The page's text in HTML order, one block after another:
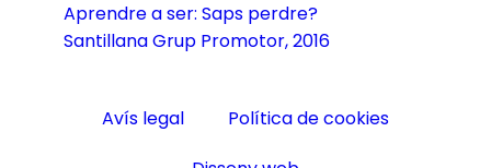
Aprendre a ser: Saps perdre?
Santillana Grup Promotor, 2016
Avís legal
Política de cookies